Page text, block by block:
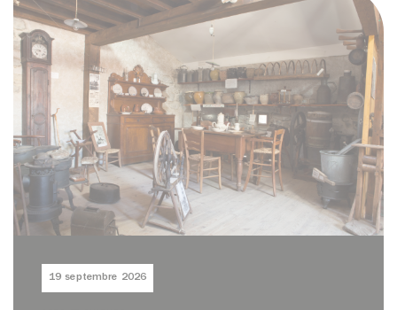
19 septembre 2026